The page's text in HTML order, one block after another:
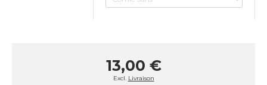
13,00 €
Excl. Livraison